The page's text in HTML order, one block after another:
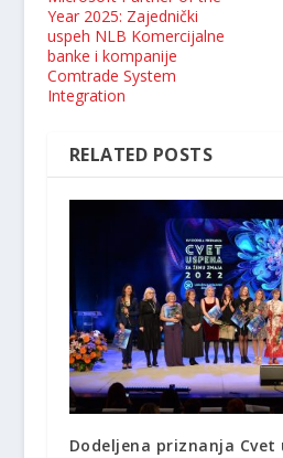
Year 2025: Zajednički
uspeh NLB Komercijalne
banke i kompanije
Comtrade System
Integration
RELATED POSTS
Dodeljena priznanja Cvet